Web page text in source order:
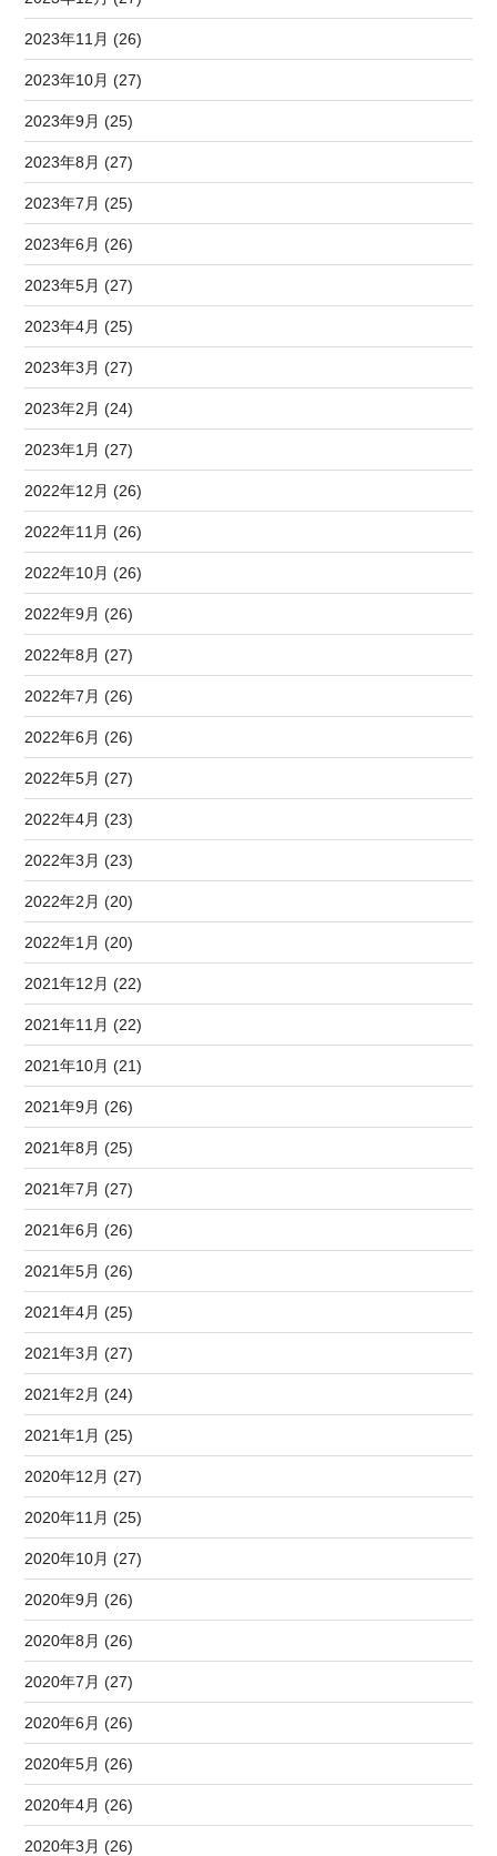
2023年11月 (26)
2023年10月 (27)
2023年9月 (25)
2023年8月 (27)
2023年7月 (25)
2023年6月 (26)
2023年5月 (27)
2023年4月 (25)
2023年3月 (27)
2023年2月 (24)
2023年1月 (27)
2022年12月 (26)
2022年11月 (26)
2022年10月 (26)
2022年9月 (26)
2022年8月 (27)
2022年7月 (26)
2022年6月 (26)
2022年5月 (27)
2022年4月 (23)
2022年3月 (23)
2022年2月 (20)
2022年1月 (20)
2021年12月 (22)
2021年11月 (22)
2021年10月 (21)
2021年9月 (26)
2021年8月 (25)
2021年7月 (27)
2021年6月 (26)
2021年5月 (26)
2021年4月 (25)
2021年3月 (27)
2021年2月 (24)
2021年1月 (25)
2020年12月 (27)
2020年11月 (25)
2020年10月 (27)
2020年9月 (26)
2020年8月 (26)
2020年7月 (27)
2020年6月 (26)
2020年5月 (26)
2020年4月 (26)
2020年3月 (26)